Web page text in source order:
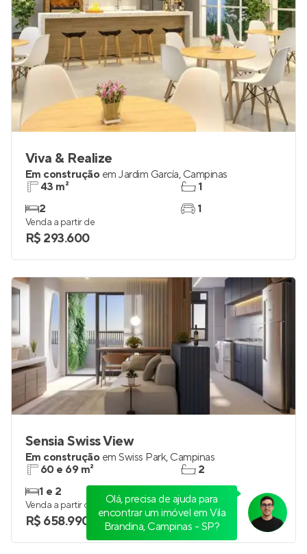
Viva & Realize
Em construção em Jardim García, Campinas
43 m²
2
1
1
Venda a partir de
R$ 293.600
Sensia Swiss View
Em construção em Swiss Park, Campinas
60 e 69 m²
1 e 2
2
Venda a partir de
R$ 658.990